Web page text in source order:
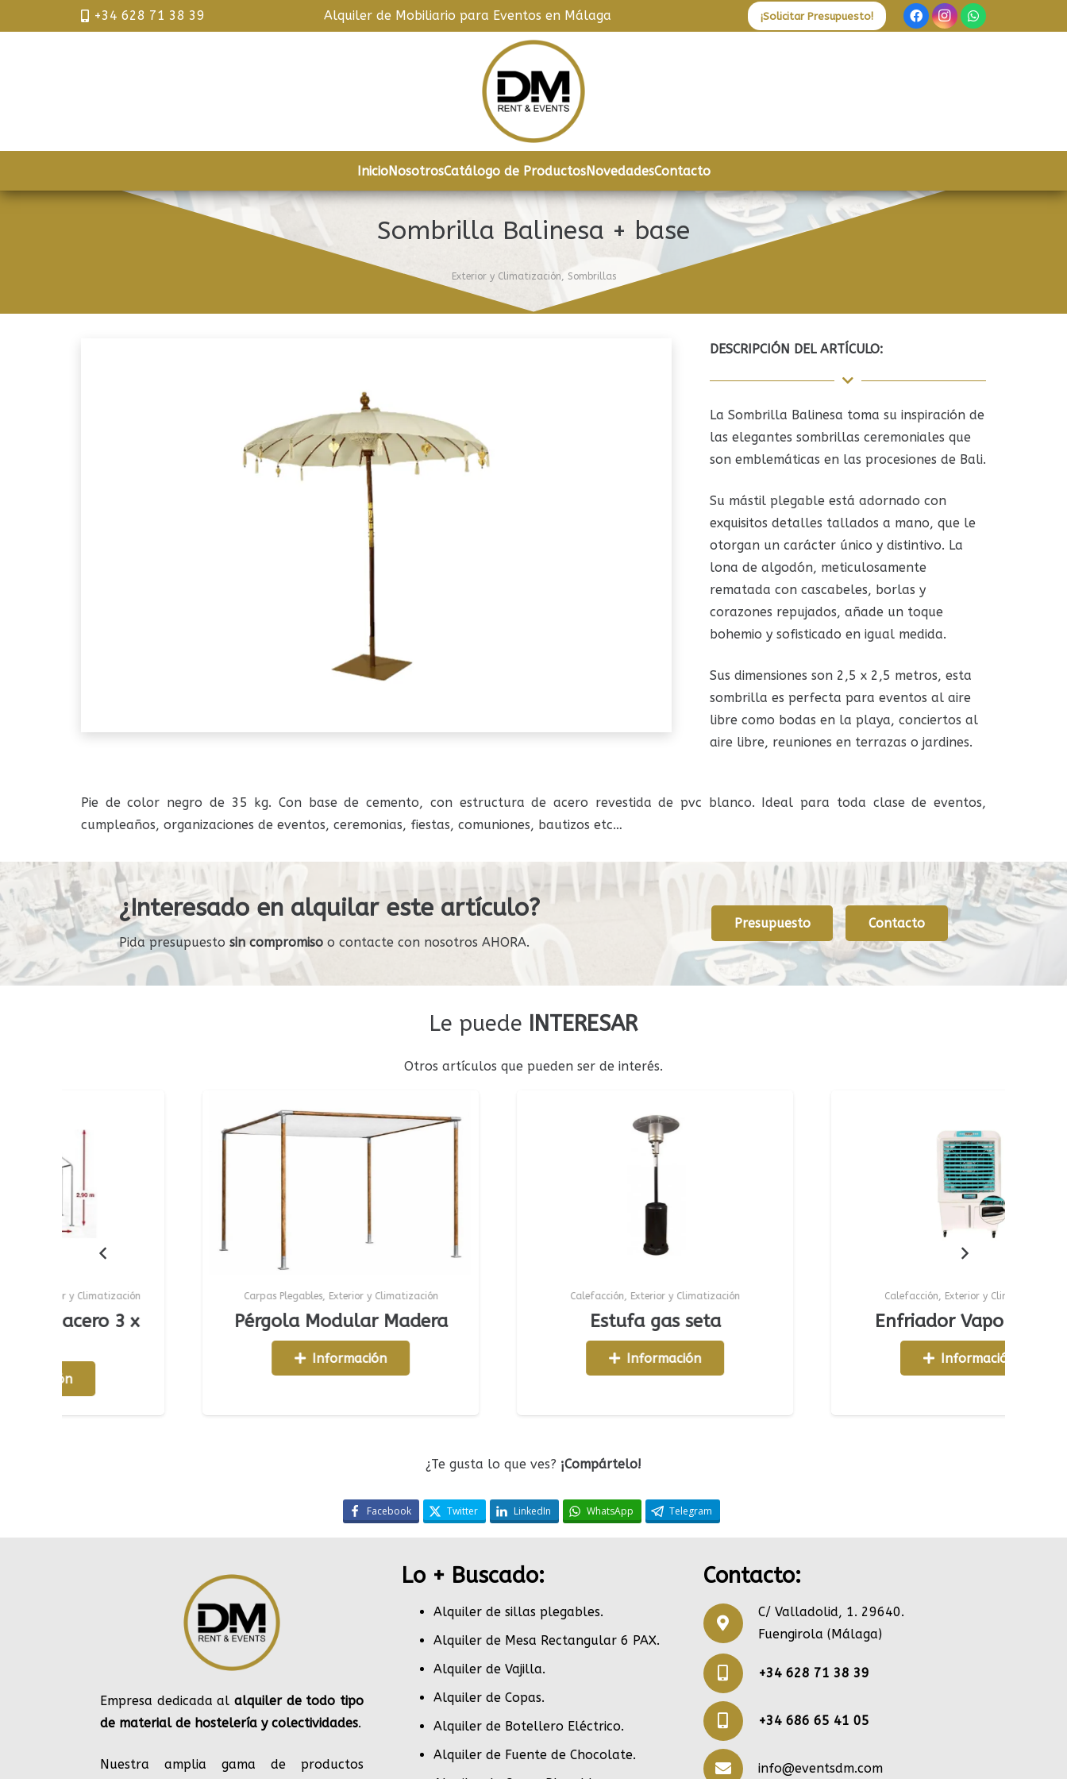
+34 628 71 38 39 Alquiler de Mobiliario para Eventos en Málaga ¡Solicitar Presupuesto!
InicioNosotrosCatálogo de ProductosNovedadesContacto
Sombrilla Balinesa + base
Exterior y Climatización, Sombrillas
DESCRIPCIÓN DEL ARTÍCULO:
La Sombrilla Balinesa toma su inspiración de
las elegantes sombrillas ceremoniales que
son emblemáticas en las procesiones de Bali.
Su mástil plegable está adornado con
exquisitos detalles tallados a mano, que le
otorgan un carácter único y distintivo. La
lona de algodón, meticulosamente
rematada con cascabeles, borlas y
corazones repujados, añade un toque
bohemio y sofisticado en igual medida.
Sus dimensiones son 2,5 x 2,5 metros, esta
sombrilla es perfecta para eventos al aire
libre como bodas en la playa, conciertos al
aire libre, reuniones en terrazas o jardines.
Pie de color negro de 35 kg. Con base de cemento, con estructura de acero revestida de pvc blanco. Ideal para toda clase de eventos,
cumpleaños, organizaciones de eventos, ceremonias, fiestas, comuniones, bautizos etc…
¿Interesado en alquilar este artículo?
Pida presupuesto sin compromiso o contacte con nosotros AHORA.
Presupuesto Contacto
Le puede INTERESAR
Otros artículos que pueden ser de interés.
Carpas Plegables,Exterior y Climatización
Pérgola Modular Madera
Información
Exterior y Climatización
Estufa gas seta
Información
Exterior y Climatización
Enfriador Vaporizador
Información
¿Te gusta lo que ves? ¡Compártelo!
Facebook Twitter LinkedIn WhatsApp Telegram
Empresa dedicada al alquiler de todo tipo
de material de hostelería y colectividades.
Nuestra amplia gama de productos
Lo + Buscado:
Alquiler de sillas plegables.
Alquiler de Mesa Rectangular 6 PAX.
Alquiler de Vajilla.
Alquiler de Copas.
Alquiler de Botellero Eléctrico.
Alquiler de Fuente de Chocolate.
Contacto:
C/ Valladolid, 1. 29640.
Fuengirola (Málaga)
+34 628 71 38 39
+34 686 65 41 05
info@eventsdm.com